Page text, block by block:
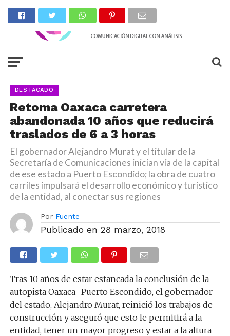
DESTACADO
Retoma Oaxaca carretera
abandonada 10 años que reducirá
traslados de 6 a 3 horas
El gobernador Alejandro Murat y el titular de la
Secretaría de Comunicaciones inician vía de la capital
de ese estado a Puerto Escondido; la obra de cuatro
carriles impulsará el desarrollo económico y turístico
de la entidad, al conectar sus regiones
Por Fuente
Publicado en 28 marzo, 2018
Tras 10 años de estar estancada la conclusión de la
autopista Oaxaca–Puerto Escondido, el gobernador
del estado, Alejandro Murat, reinició los trabajos de
construcción y aseguró que esto le permitirá a la
entidad, tener un mayor progreso y estar a la altura